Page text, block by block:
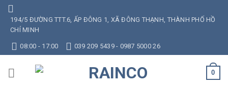
Skip
content
194/5 ĐƯỜNG TTT.6, ẤP ĐÔNG 1, XÃ ĐÔNG THẠNH, THÀNH PHỐ HỒ
CHÍ MINH
08:00 - 17:00 039 209 5439 - 0987 5000 26
0